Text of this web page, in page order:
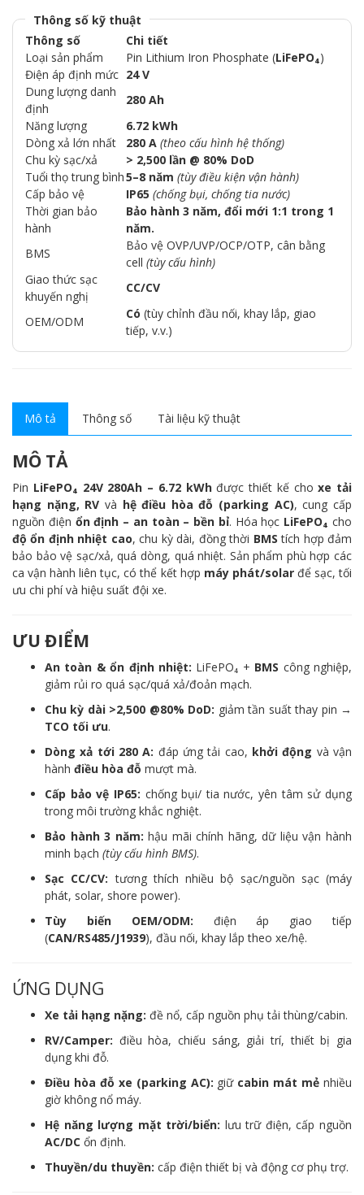
Thông số kỹ thuật
Thông số
Chi tiết
Loại sản phẩm
Pin Lithium Iron Phosphate (LiFePO₄)
Điện áp định mức 24 V
Dung lượng danh
định
280 Ah
Năng lượng
6.72 kWh
Dòng xả lớn nhất
280 A (theo cấu hình hệ thống)
Chu kỳ sạc/xả
> 2,500 lần @ 80% DoD
Tuổi thọ trung bình5–8 năm (tùy điều kiện vận hành)
Cấp bảo vệ
IP65 (chống bụi, chống tia nước)
Thời gian bảo
hành
Bảo hành 3 năm, đổi mới 1:1 trong 1
năm.
BMS
Bảo vệ OVP/UVP/OCP/OTP, cân bằng
cell (tùy cấu hình)
Giao thức sạc
khuyến nghị
CC/CV
OEM/ODM
Có (tùy chỉnh đầu nối, khay lắp, giao
tiếp, v.v.)
Mô tả Thông số Tài liệu kỹ thuật
MÔ TẢ
Pin LiFePO₄ 24V 280Ah – 6.72 kWhđược thiết kế choxe tải
hạng nặng, RV và hệ điều hòa đỗ (parking AC), cung cấp
nguồn điện ổn định – an toàn – bền bỉ. Hóa học LiFePO₄ cho
độ ổn định nhiệt cao, chu kỳ dài, đồng thời BMS tích hợp đảm
bảo bảo vệ sạc/xả, quá dòng, quá nhiệt. Sản phẩm phù hợp các
ca vận hành liên tục, có thể kết hợp máy phát/solarđể sạc, tối
ưu chi phí và hiệu suất đội xe.
ƯU ĐIỂM
An toàn & ổn định nhiệt: LiFePO₄ + BMS công nghiệp,
giảm rủi ro quá sạc/quá xả/đoản mạch.
Chu kỳ dài >2,500 @80% DoD: giảm tần suất thay pin →
TCO tối ưu.
Dòng xả tới 280 A: đáp ứng tải cao, khởi động và vận
hành điều hòa đỗ mượt mà.
Cấp bảo vệ IP65: chống bụi/ tia nước, yên tâm sử dụng
trong môi trường khắc nghiệt.
Bảo hành 3 năm: hậu mãi chính hãng, dữ liệu vận hành
minh bạch (tùy cấu hình BMS).
Sạc CC/CV: tương thích nhiều bộ sạc/nguồn sạc (máy
phát, solar, shore power).
Tùy biến OEM/ODM: điện áp giao tiếp
(CAN/RS485/J1939), đầu nối, khay lắp theo xe/hệ.
ỨNG DỤNG
Xe tải hạng nặng: đề nổ, cấp nguồn phụ tải thùng/cabin.
RV/Camper: điều hòa, chiếu sáng, giải trí, thiết bị gia
dụng khi đỗ.
Điều hòa đỗ xe (parking AC): giữ cabin mát mẻ nhiều
giờ không nổ máy.
Hệ năng lượng mặt trời/biển: lưu trữ điện, cấp nguồn
AC/DC ổn định.
Thuyền/du thuyền: cấp điện thiết bị và động cơ phụ trợ.